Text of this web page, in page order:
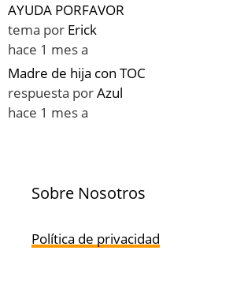
AYUDA PORFAVOR
tema por Erick
hace 1 mes a
Madre de hija con TOC
respuesta porAzul
hace 1 mes a
Sobre Nosotros
Política de privacidad